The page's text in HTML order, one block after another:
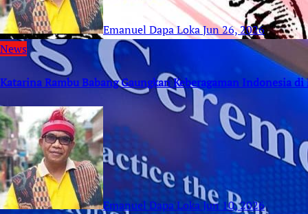
Emanuel Dapa LokaJun 26, 2026
News
Katarina Rambu Babang Gaungkan Keberagaman Indonesia
Emanuel Dapa LokaJun 10, 2026